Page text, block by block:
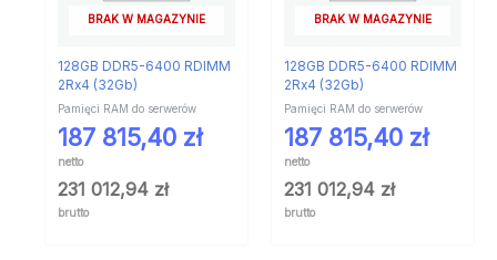
BRAK W MAGAZYNIE
128GB DDR5-6400 RDIMM
2Rx4 (32Gb)
Pamięci RAM do serwerów
187 815,40 zł
netto
231 012,94 zł
brutto
BRAK W MAGAZYNIE
128GB DDR5-6400 RDIMM
2Rx4 (32Gb)
Pamięci RAM do serwerów
187 815,40 zł
netto
231 012,94 zł
brutto